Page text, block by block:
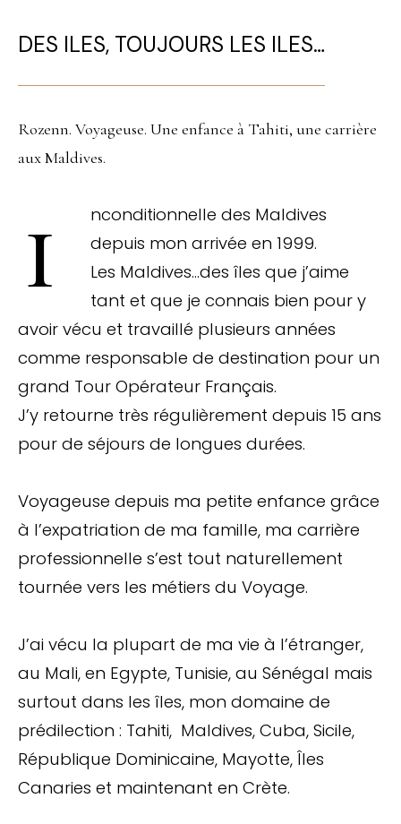
DES ILES, TOUJOURS LES ILES…
Rozenn. Voyageuse. Une enfance à Tahiti, une carrière
aux Maldives.
Inconditionnelle des Maldives
depuis mon arrivée en 1999.
Les Maldives…des îles que j’aime
tant et que je connais bien pour y
avoir vécu et travaillé plusieurs années
comme responsable de destination pour un
grand Tour Opérateur Français.
J’y retourne très régulièrement depuis 15 ans
pour de séjours de longues durées.
Voyageuse depuis ma petite enfance grâce
à l’expatriation de ma famille, ma carrière
professionnelle s’est tout naturellement
tournée vers les métiers du Voyage.
J’ai vécu la plupart de ma vie à l’étranger,
au Mali, en Egypte, Tunisie, au Sénégal mais
surtout dans les îles, mon domaine de
prédilection : Tahiti, Maldives, Cuba, Sicile,
République Dominicaine, Mayotte, Îles
Canaries et maintenant en Crète.